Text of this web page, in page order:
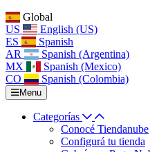
Global
US
English (US)
ES
Spanish
AR
Spanish (Argentina)
MX
Spanish (Mexico)
CO
Spanish (Colombia)
Menu
Categorías
Conocé Tiendanube
Configurá tu tienda